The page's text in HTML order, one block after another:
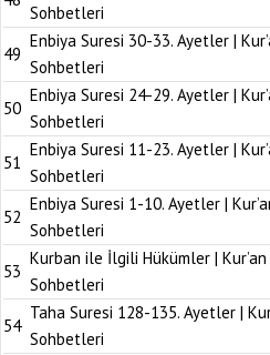
Sohbetleri
49
Enbiya Suresi 30-33. Ayetler |
Sohbetleri
50
Enbiya Suresi 24-29. Ayetler |
Sohbetleri
51
Enbiya Suresi 11-23. Ayetler |
Sohbetleri
52
Enbiya Suresi 1-10. Ayetler |
Sohbetleri
53
Kurban ile İlgili Hükümler | Kur’an
Sohbetleri
54
Taha Suresi 128-135. Ayetler |
Sohbetleri